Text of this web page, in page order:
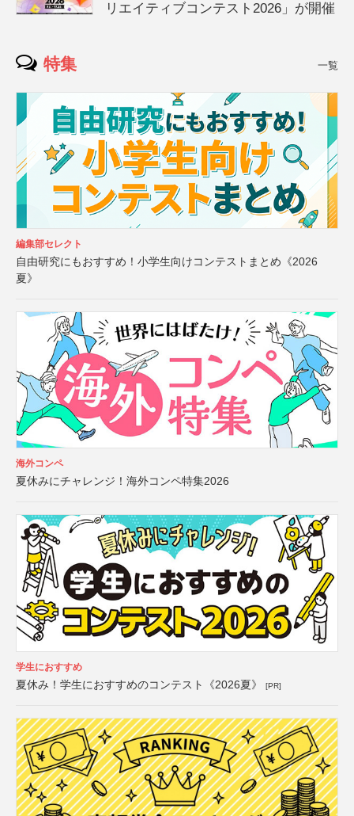
リエイティブコンテスト2026」が開催
特集 一覧
編集部セレクト
自由研究にもおすすめ！小学生向けコンテストまとめ《2026
夏》
海外コンペ
夏休みにチャレンジ！海外コンペ特集2026
学生におすすめ
夏休み！学生におすすめのコンテスト《2026夏》 [PR]